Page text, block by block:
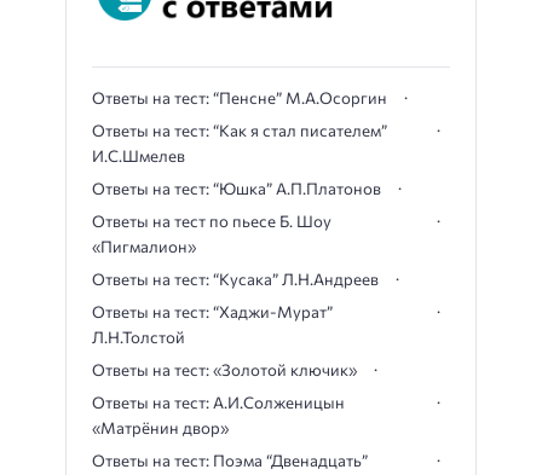
Ответы на тест: “Пенсне” М.А.Осоргин
Ответы на тест: “Как я стал писателем”
И.С.Шмелев
Ответы на тест: “Юшка” А.П.Платонов
Ответы на тест по пьесе Б. Шоу
«Пигмалион»
Ответы на тест: “Кусака” Л.Н.Андреев
Ответы на тест: “Хаджи-Мурат”
Л.Н.Толстой
Ответы на тест: «Золотой ключик»
Ответы на тест: А.И.Солженицын
«Матрёнин двор»
Ответы на тест: Поэма “Двенадцать”